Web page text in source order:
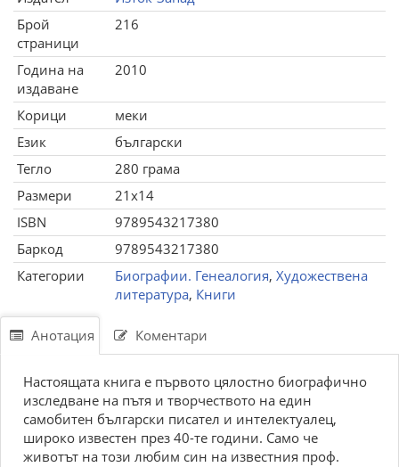
Брой
страници
216
Година на
издаване
2010
Корици
меки
Език
български
Тегло
280 грама
Размери
21x14
ISBN
9789543217380
Баркод
9789543217380
Категории
Биографии. Генеалогия, Художествена
литература, Книги
Анотация Коментари
Настоящата книга е първото цялостно биографично
изследване на пътя и творчеството на един
самобитен български писател и интелектуалец,
широко известен през 40-те години. Само че
животът на този любим син на известния проф.